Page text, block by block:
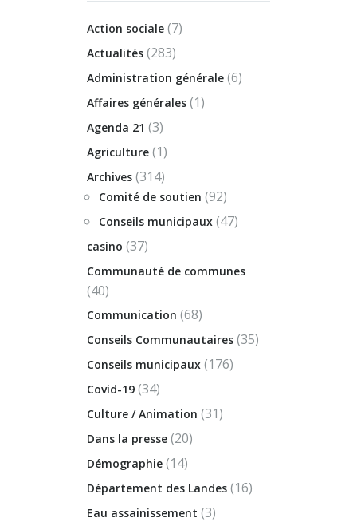
Action sociale (7)
Actualités (283)
Administration générale (6)
Affaires générales (1)
Agenda 21 (3)
Agriculture (1)
Archives (314)
Comité de soutien (92)
Conseils municipaux (47)
casino (37)
Communauté de communes
(40)
Communication (68)
Conseils Communautaires (35)
Conseils municipaux (176)
Covid-19 (34)
Culture / Animation (31)
Dans la presse (20)
Démographie (14)
Département des Landes (16)
Eau assainissement (3)